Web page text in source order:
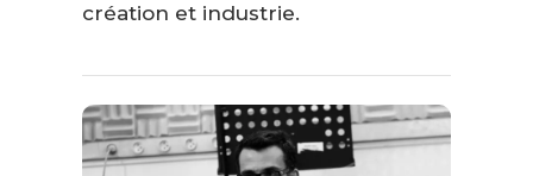
création et industrie.